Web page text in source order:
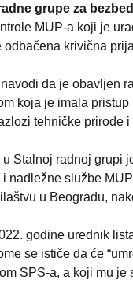
grupe za
MUP-a koji je
odbačena krivična
da je obavljen
koja je imala
tehničke prirode
Stalnoj radnoj grupi
i nadležne službe
u Beogradu,
godine urednik
se ističe da će
SPS-a, a koji mu